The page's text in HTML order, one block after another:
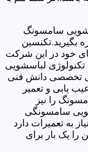
سامسونگ
بگیرید.تکنسین
خود در این شرکت
لباسشویی
تخصصی دانش فنی
یابی و تعمیر
را نیز
سامسونگی
به تعمیرات دارد
را یک بار برای